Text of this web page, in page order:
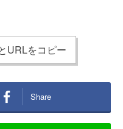
URLをコピー
Share